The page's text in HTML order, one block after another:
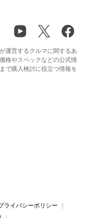
運営するクルマに関するあ
格やスペックなどの公式情
で購入検討に役立つ情報を
ライバシーポリシー